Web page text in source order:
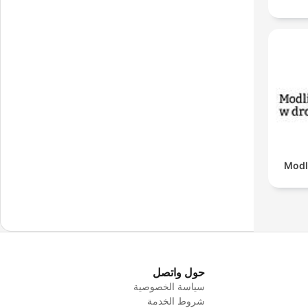
حول واتصل
سياسة الخصوصية
شروط الخدمة